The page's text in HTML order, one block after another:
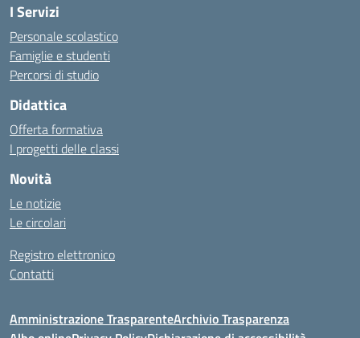
I Servizi
Personale scolastico
Famiglie e studenti
Percorsi di studio
Didattica
Offerta formativa
I progetti delle classi
Novità
Le notizie
Le circolari
Registro elettronico
Contatti
Amministrazione TrasparenteArchivio Trasparenza